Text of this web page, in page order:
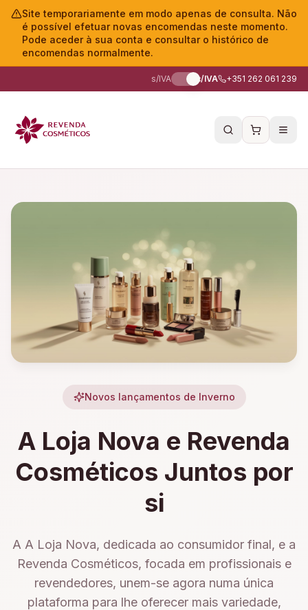
Site temporariamente em modo apenas de consulta. Não
é possível efetuar novas encomendas neste momento.
Pode aceder à sua conta e consultar o histórico de
encomendas normalmente.
s/IVA c/IVA +351 262 061 239
Novos lançamentos de Inverno
A Loja Nova e Revenda
Cosméticos Juntos por
si
A A Loja Nova, dedicada ao consumidor final, e a
Revenda Cosméticos, focada em profissionais e
revendedores, unem-se agora numa única
plataforma para lhe oferecer mais variedade,